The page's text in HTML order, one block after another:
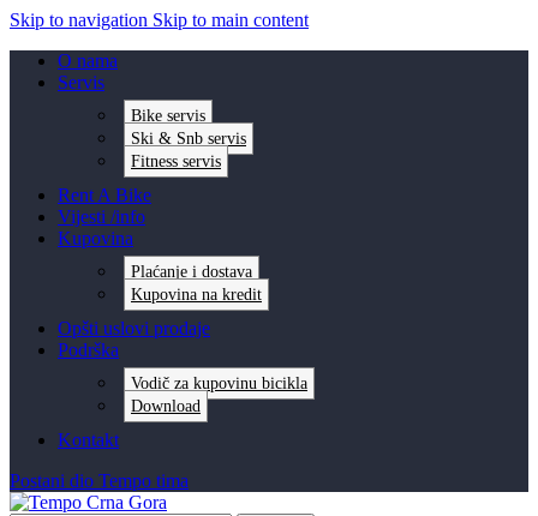
Skip to navigation Skip to main content
O nama
Servis
Bike servis
Ski & Snb servis
Fitness servis
Rent A Bike
Vijesti /info
Kupovina
Plaćanje i dostava
Kupovina na kredit
Opšti uslovi prodaje
Podrška
Vodič za kupovinu bicikla
Download
Kontakt
Postani dio Tempo tima